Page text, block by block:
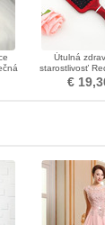
Útulná
starostlivosť
Prenosná
€